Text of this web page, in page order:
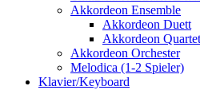
Akkordeon Ensemble
Akkordeon Duett
Akkordeon
Akkordeon Orchester
Melodica (1-2 Spieler)
Klavier/Keyboard